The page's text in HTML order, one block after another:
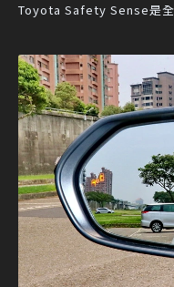
Toyota Safety Sense是全